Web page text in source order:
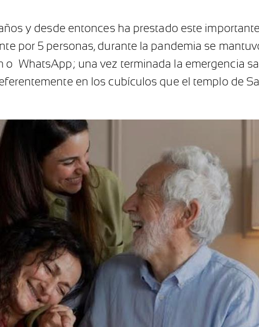
y desde entonces ha prestado este
por 5 personas, durante la pandemia se
WhatsApp; una vez terminada la emergencia
en los cubículos que el templo de